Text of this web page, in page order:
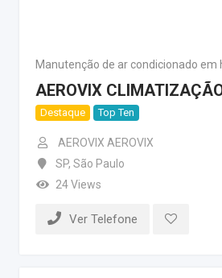
Manutenção de ar condicionado em
AEROVIX
Destaque
Top Ten
AEROVIX AEROVIX
SP, São Paulo
24 Views
Ver Telefone